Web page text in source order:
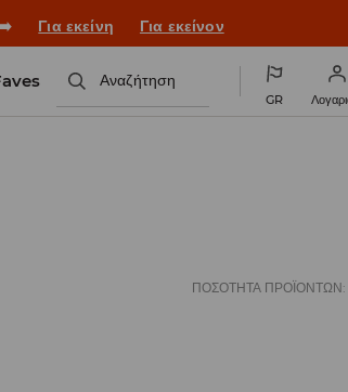
➡️ Για εκείνη Για εκείνον
Αναζήτηση
GR
ΠΟΣΌΤΗΤΑ ΠΡΟΪΌΝΤΩΝ: